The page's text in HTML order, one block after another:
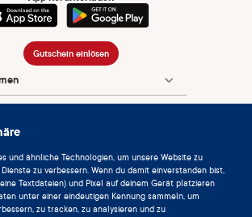
und ähnliche Technologien, um unsere Website zu
zu verbessern. Wenn du damit einverstanden bist,
Textdateien) und Pixel auf deinem Gerät platzieren
unter einer eindeutigen Kennung sammeln, um
zu tracken, zu analysieren und zu
Gutschein einlösen